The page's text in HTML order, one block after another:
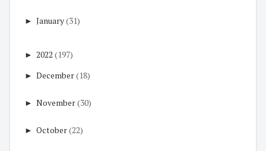
► January(31)
► 2022 (197)
► December(18)
► November(30)
► October(22)